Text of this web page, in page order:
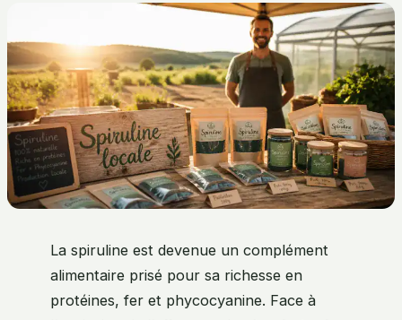
La spiruline est devenue un complément
alimentaire prisé pour sa richesse en
protéines, fer et phycocyanine. Face à